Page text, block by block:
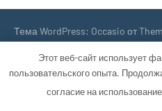
Тема WordPress: Occasio от
Этот веб-сайт использует
пользовательского опыта.
согласие на